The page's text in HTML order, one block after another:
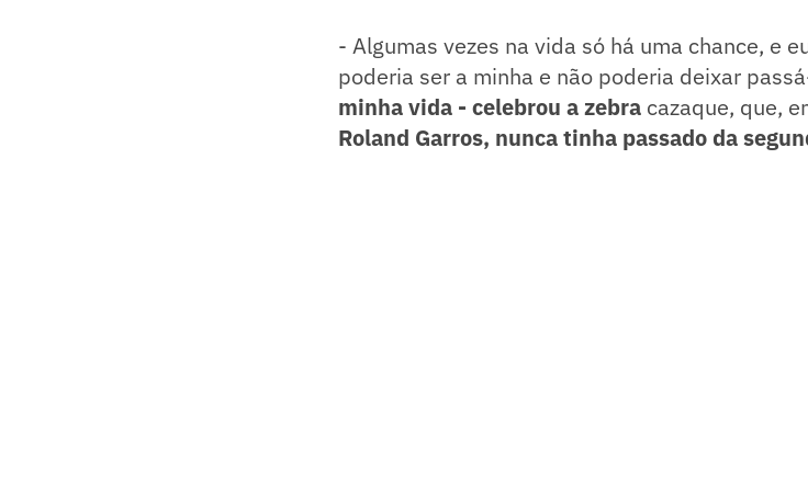
- Algumas vezes na vida só há uma chance, e
poderia ser a minha e não poderia deixar
minha vida - celebrou a zebra cazaque, que,
Roland Garros, nunca tinha passado da